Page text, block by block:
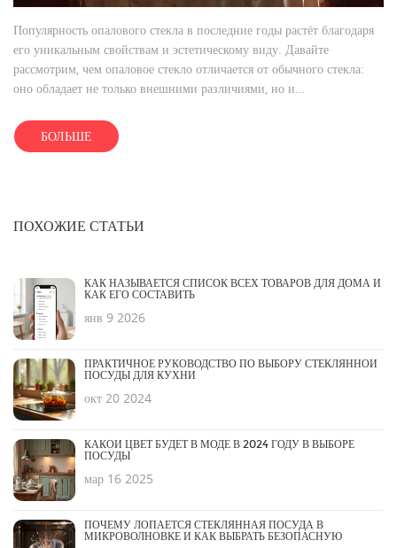
Популярность опалового стекла в последние годы растёт благодаря
его уникальным свойствам и эстетическому виду. Давайте
рассмотрим, чем опаловое стекло отличается от обычного стекла:
оно обладает не только внешними различиями, но и
для дома может стать настоящим искусством, а правильное
понимание материала поможет сделать осознанный выбор. Узнайте,
БОЛЬШЕ
ПОХОЖИЕ СТАТЬИ
КАК НАЗЫВАЕТСЯ СПИСОК ВСЕХ ТОВАРОВ ДЛЯ ДОМА И
КАК ЕГО СОСТАВИТЬ
янв 9 2026
ПРАКТИЧНОЕ РУКОВОДСТВО ПО ВЫБОРУ СТЕКЛЯННОЙ
ПОСУДЫ ДЛЯ КУХНИ
окт 20 2024
КАКОЙ ЦВЕТ БУДЕТ В МОДЕ В 2024 ГОДУ В ВЫБОРЕ
ПОСУДЫ
мар 16 2025
ПОЧЕМУ ЛОПАЕТСЯ СТЕКЛЯННАЯ ПОСУДА В
МИКРОВОЛНОВКЕ И КАК ВЫБРАТЬ БЕЗОПАСНУЮ